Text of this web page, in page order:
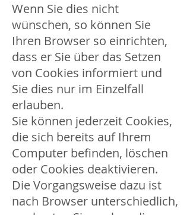
Wenn Sie dies nicht
wünschen, so können Sie
Ihren Browser so einrichten,
dass er Sie über das Setzen
von Cookies informiert und
Sie dies nur im Einzelfall
erlauben.
Sie können jederzeit Cookies,
die sich bereits auf Ihrem
Computer befinden, löschen
oder Cookies deaktivieren.
Die Vorgangsweise dazu ist
nach Browser unterschiedlich,